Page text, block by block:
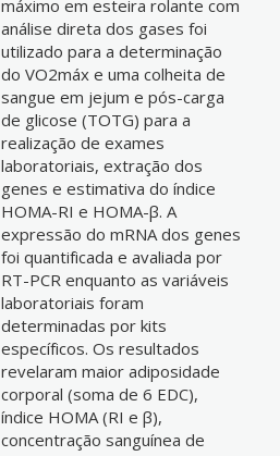
máximo em esteira rolante com
análise direta dos gases foi
utilizado para a determinação
do VO2máx e uma colheita de
sangue em jejum e pós-carga
de glicose (TOTG) para a
realização de exames
laboratoriais, extração dos
genes e estimativa do índice
HOMA-RI e HOMA-β. A
expressão do mRNA dos genes
foi quantificada e avaliada por
RT-PCR enquanto as variáveis
laboratoriais foram
determinadas por kits
específicos. Os resultados
revelaram maior adiposidade
corporal (soma de 6 EDC),
índice HOMA (RI e β),
concentração sanguínea de